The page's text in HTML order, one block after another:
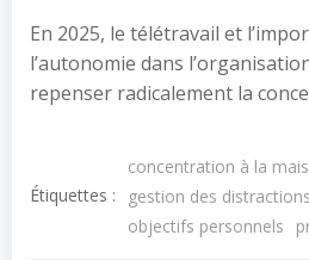
En 2025, le télétravail et
l’autonomie dans
repenser radicalement la
Étiquettes :
concentration à la
gestion des distractions
objectifs personnels